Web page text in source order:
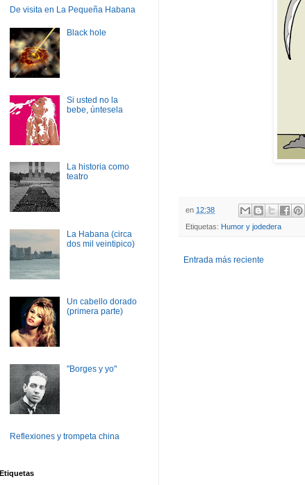
en 12:38
Etiquetas: Humor y jodedera
Entrada más reciente
De visita en La Pequeña Habana
Black hole
Si usted no la
bebe, úntesela
La historia como
teatro
La Habana (circa
dos mil veintipico)
Un cabello dorado
(primera parte)
"Borges y yo"
Reflexiones y trompeta china
Etiquetas